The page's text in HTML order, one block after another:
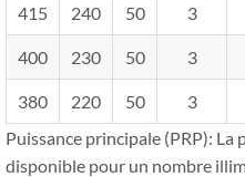
415 240 50 3
400 230 50 3
380 220 50 3
Puissance principale (PRP): La
disponible pour un nombre